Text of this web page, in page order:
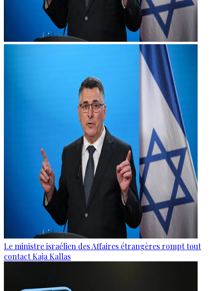
Le ministre israélien des Affaires étrangères rompt tout
contact Kaja Kallas